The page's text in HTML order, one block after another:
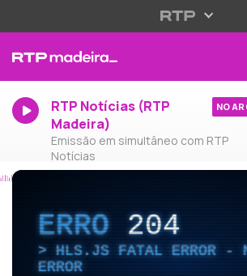
RTP Notícias (RTP
Madeira)
Emissão em simultâneo com RTP
Notícias
NO AR
ERRO204
HLS.JS FATAL ERROR -
ERROR